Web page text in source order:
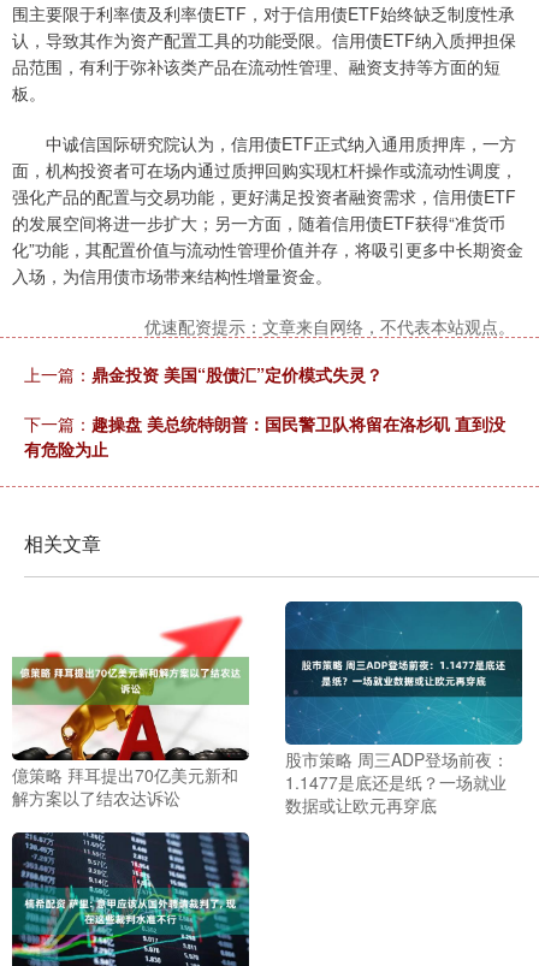
围主要限于利率债及利率债ETF，对于信用债ETF始终缺乏制度性承
认，导致其作为资产配置工具的功能受限。信用债ETF纳入质押担保
品范围，有利于弥补该类产品在流动性管理、融资支持等方面的短
板。
中诚信国际研究院认为，信用债ETF正式纳入通用质押库，一方
面，机构投资者可在场内通过质押回购实现杠杆操作或流动性调度，
强化产品的配置与交易功能，更好满足投资者融资需求，信用债ETF
的发展空间将进一步扩大；另一方面，随着信用债ETF获得“准货币
化”功能，其配置价值与流动性管理价值并存，将吸引更多中长期资金
入场，为信用债市场带来结构性增量资金。
优速配资提示：文章来自网络，不代表本站观点。
上一篇： 鼎金投资 美国“股债汇”定价模式失灵？
下一篇： 趣操盘 美总统特朗普：国民警卫队将留在洛杉矶 直到没
有危险为止
相关文章
億策略 拜耳提出70亿美元新和
解方案以了结农达诉讼
股市策略 周三ADP登场前夜：
1.1477是底还是纸？一场就业
数据或让欧元再穿底